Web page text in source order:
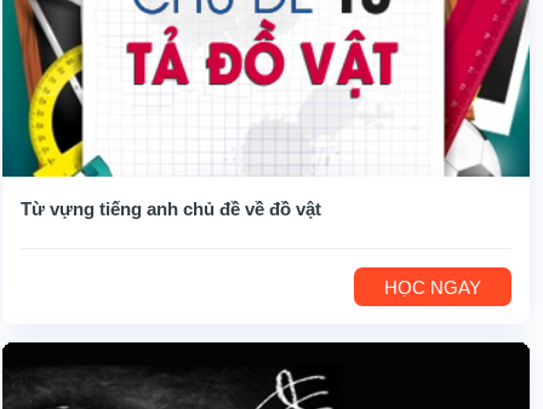
Từ vựng tiếng anh chủ đề về đồ vật
HỌC NGAY